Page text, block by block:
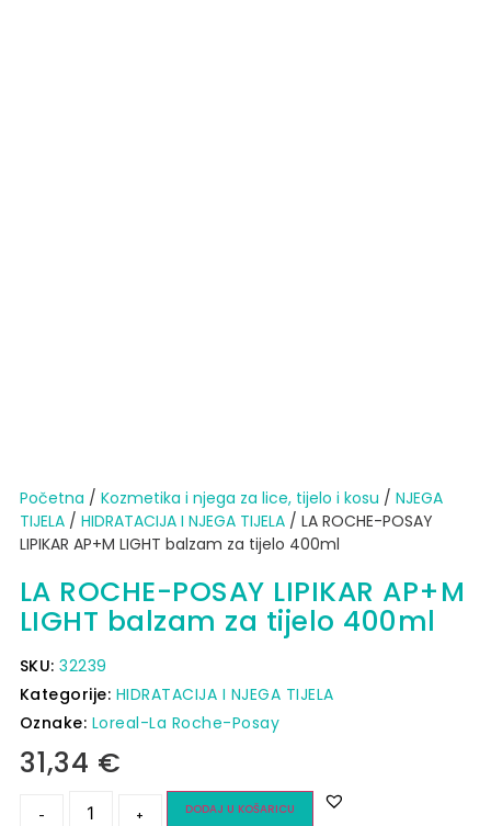
Početna / Kozmetika i njega za lice, tijelo i kosu / NJEGA
TIJELA/ HIDRATACIJA I NJEGA TIJELA/ LA ROCHE-POSAY
LIPIKAR AP+M LIGHT balzam za tijelo 400ml
LA ROCHE-POSAY LIPIKAR AP+M
LIGHT balzam za tijelo 400ml
SKU:32239
Kategorije: HIDRATACIJA I NJEGA TIJELA
Oznake: Loreal-La Roche-Posay
31,34 €
- + DODAJ U KOŠARICU